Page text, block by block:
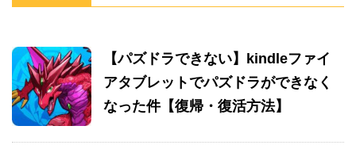
【パズドラできない】kindleファイ
アタブレットでパズドラができなく
なった件【復帰・復活方法】